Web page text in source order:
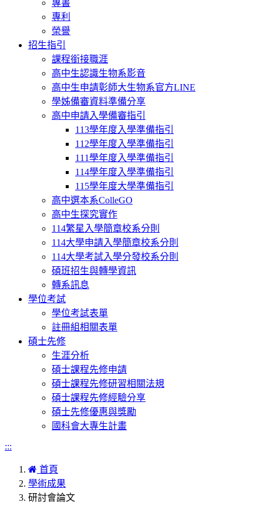
專書
專利
榮譽
招生指引
課程銜接職涯
高中生認識生物系影音
高中生申請彰師大生物系官方LINE
學姊備審資料準備分享
高中申請入學備審指引
113學年度入學準備指引
112學年度入學準備指引
111學年度入學準備指引
114學年度入學準備指引
115學年度大學準備指引
高中選本系ColleGO
高中生探究實作
114繁星入學簡章校系分則
114大學申請入學簡章校系分則
114大學考試入學分發校系分則
碩班招生與轉學資訊
轉系訊息
學位考試
學位考試表單
註冊組相關表單
碩士先修
生涯分析
碩士課程先修申請
碩士課程先修研習相關法規
碩士課程先修經驗分享
碩士先修優惠與獎勵
國科會大專生計畫
:::
首頁
學術成果
研討會論文